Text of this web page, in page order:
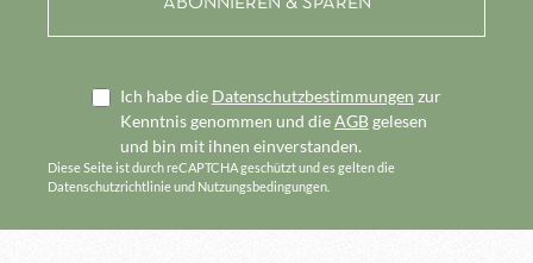
Ich habe die Datenschutzbestimmungen zur
Kenntnis genommen und dieAGBgelesen
und bin mit ihnen einverstanden.
Diese Seite ist durch reCAPTCHA geschützt und es gelten die
Datenschutzrichtlinieund Nutzungsbedingungen